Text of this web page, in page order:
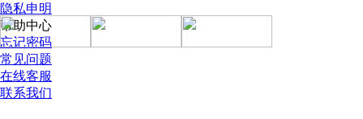
隐私申明
帮助中心
忘记密码
常见问题
在线客服
联系我们